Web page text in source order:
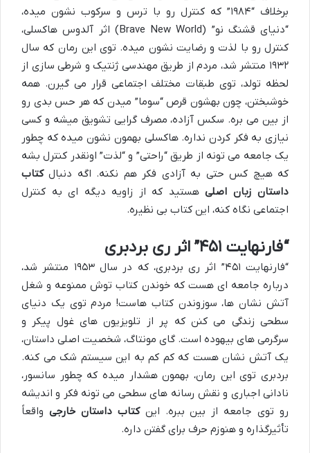
برخلاف “۱۹۸۴” که کنترل رو با ترس و سرکوب نشون میده،
“دنیای قشنگ نو” (Brave New World) اثر آلدوس هاکسلی،
کنترل رو با لذت و رضایت نشون میده. توی این رمان که سال
۱۹۳۲ منتشر شد، مردم از طریق مهندسی ژنتیک و شرطی سازی از
لحظه تولد، توی طبقات مختلف اجتماعی قرار می گیرن. همه
خوشبختن، چون بهشون قرص “سوما” میدن که هر حس بدی رو
از بین می بره. سکس آزاده، مصرف گرایی تشویق میشه و کسی
نیازی به فکر کردن نداره. هاکسلی بهمون نشون میده که چطور
یک جامعه می تونه از طریق “راحتی” و “لذت” اونقدر کنترل بشه
که هیچ کس حتی به آزادی فکر هم نکنه. اگه دنبالکتاب
داستان زبان اصلی هستید که از زاویه دیگه ای به کنترل
اجتماعی نگاه کنه، این کتاب بی نظیره.
“فارنهایت ۴۵۱” اثر ری بردبری
“فارنهایت ۴۵۱” اثر ری بردبری، که در سال ۱۹۵۳ منتشر شد،
درباره جامعه ای هست که خوندن کتاب توش ممنوعه و شغل
آتش نشان ها، سوزوندن کتاب هاست! مردم توی یک دنیای
سطحی زندگی می کنن که پر از تلویزیون های غول پیکر و
سرگرمی های بیهوده است. گای مونتاگ، شخصیت اصلی داستان،
یک آتش نشان هست که کم کم به این سیستم شک می کنه.
بردبری توی این رمان، بهمون هشدار میده که چطور سانسور،
نادانی اجباری و نقش رسانه های سطحی می تونه فکر و اندیشه
رو توی جامعه از بین ببره. اینکتاب داستان خارجی واقعاً
تأثیرگذاره و هنوزم حرف برای گفتن داره.